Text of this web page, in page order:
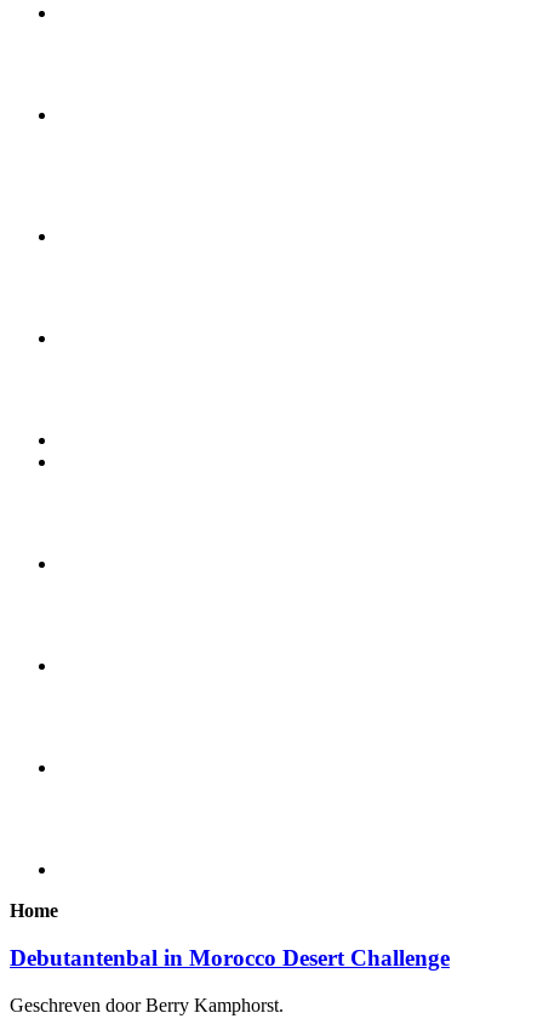
Home
Debutantenbal in Morocco Desert Challenge
Geschreven door Berry Kamphorst.